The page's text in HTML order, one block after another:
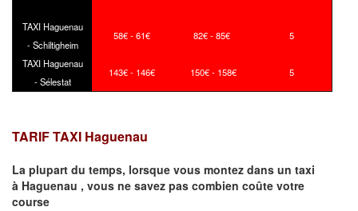
TAXI Haguenau
- Schiltigheim
58€ - 61€ 82€ - 85€ 5
TAXI Haguenau
- Sélestat
143€ - 146€ 150€ - 158€ 5
TARIF TAXI Haguenau
La plupart du temps, lorsque vous montez dans un taxi
à Haguenau , vous ne savez pas combien coûte votre
course